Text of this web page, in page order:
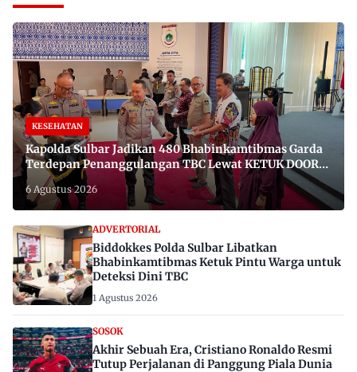
KESEHATAN
Kapolda Sulbar Jadikan 480 Bhabinkamtibmas Garda
Terdepan Penanggulangan TBC Lewat KETUK DOORS
di 650 Desa
6 Agustus 2026
ADVERTORIAL
Biddokkes Polda Sulbar Libatkan
Bhabinkamtibmas Ketuk Pintu Warga untuk
Deteksi Dini TBC
1 Agustus 2026
SOSOK
Akhir Sebuah Era, Cristiano Ronaldo Resmi
Tutup Perjalanan di Panggung Piala Dunia